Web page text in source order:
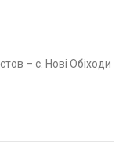
– с. Нові Обіходи